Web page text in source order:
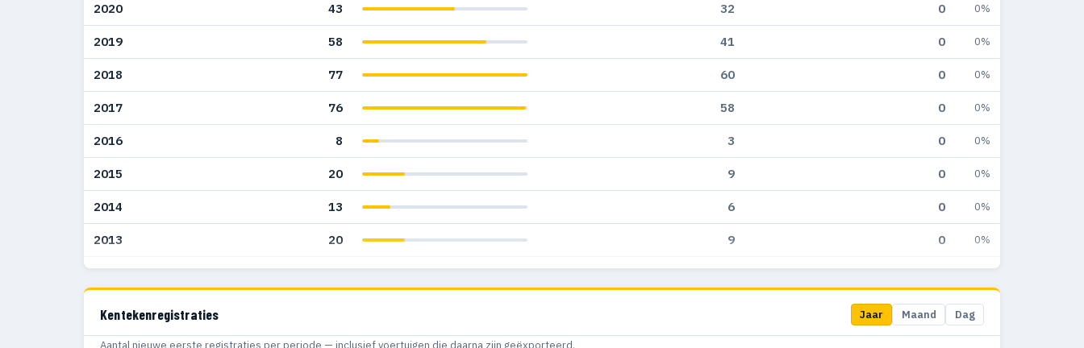
2020 43 32 0 0%
2019 58 41 0 0%
2018 77 60 0 0%
2017 76 58 0 0%
2016 8 3 0 0%
2015 20 9 0 0%
2014 13 6 0 0%
2013 20 9 0 0%
2012 27 12 0
0 0%
2010 13 13 0 0%
Kentekenregistraties Jaar Maand Dag
Aantal nieuwe eerste registraties per periode — inclusief voertuigen die daarna zijn geëxporteerd.